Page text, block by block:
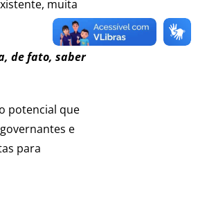
muita
de fato, saber
potencial que
e
para